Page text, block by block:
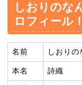
しおりのな
ロフィール！
名前 しおりの
本名 詩織